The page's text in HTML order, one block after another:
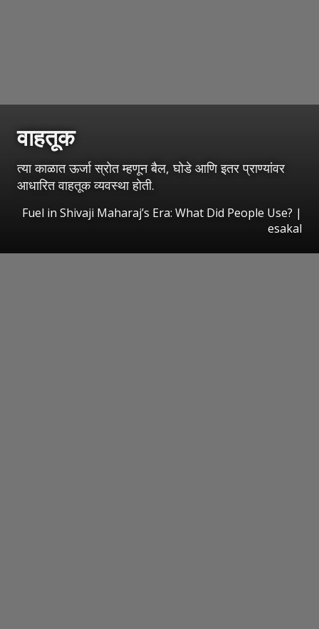
वाहतूक
त्या काळात ऊर्जा स्रोत म्हणून बैल, घोडे आणि इतर प्राण्यांवर
आधारित वाहतूक व्यवस्था होती.
Fuel in Shivaji Maharaj’s Era: What Did People Use? |
esakal